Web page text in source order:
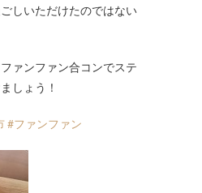
しいただけたのではない
ァンファン合コンでステ
しょう！
#ファンファン